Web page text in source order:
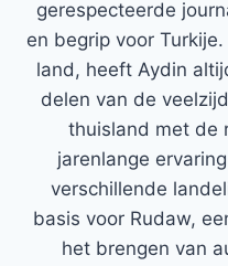
gerespecteerde
en begrip voor
land, heeft Aydin
delen van de
thuisland met de
jarenlange
verschillende
basis voor Rudaw,
het brengen van